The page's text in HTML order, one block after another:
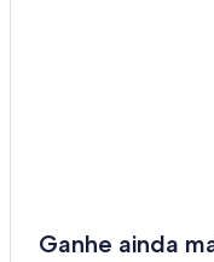
Ganhe ainda